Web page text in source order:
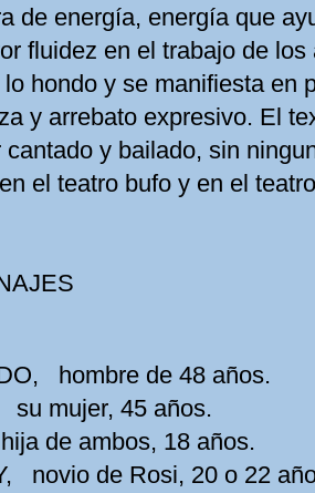
de energía, energía que
fluidez en el trabajo de
hondo y se manifiesta en
y arrebato expresivo. El
cantado y bailado, sin
el teatro bufo y en el
hombre de 48 años.
mujer, 45 años.
de ambos, 18 años.
novio de Rosi, 20 o 22